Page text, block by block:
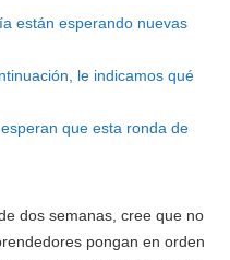
están esperando nuevas
le indicamos qué
que esta ronda de
dos semanas, cree que no
pongan en orden